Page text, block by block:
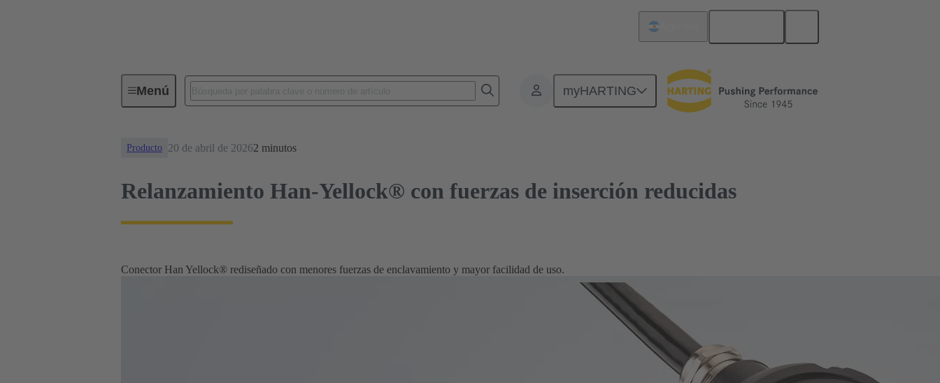
Menú myHARTING
Noticias
Producto 20 de abril de 20262 minutos
Relanzamiento Han-Yellock® con fuerzas de inserción reducidas
Conector Han Yellock® rediseñado con menores fuerzas de enclavamiento y mayor facilidad de uso.